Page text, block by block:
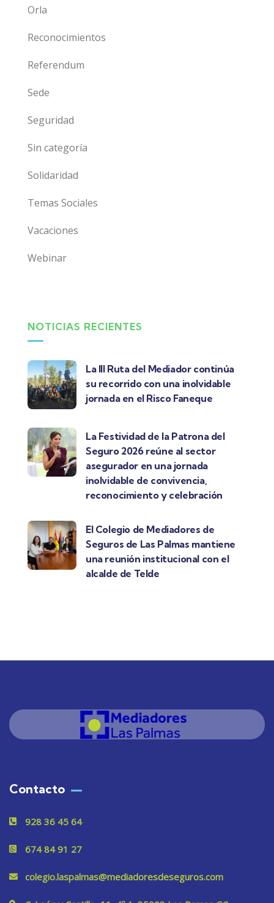
Orla
Reconocimientos
Referendum
Sede
Seguridad
Sin categoría
Solidaridad
Temas Sociales
Vacaciones
Webinar
NOTICIAS RECIENTES
La III Ruta del Mediador continúa
su recorrido con una inolvidable
jornada en el Risco Faneque
La Festividad de la Patrona del
Seguro 2026 reúne al sector
asegurador en una jornada
inolvidable de convivencia,
reconocimiento y celebración
El Colegio de Mediadores de
Seguros de Las Palmas mantiene
una reunión institucional con el
alcalde de Telde
Contacto
928 36 45 64
674 84 91 27
colegio.laspalmas@mediadoresdeseguros.com